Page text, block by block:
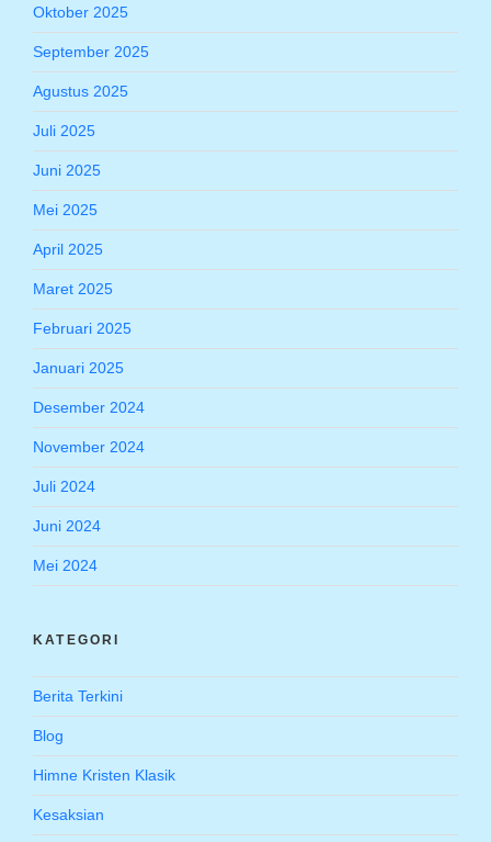
Oktober 2025
September 2025
Agustus 2025
Juli 2025
Juni 2025
Mei 2025
April 2025
Maret 2025
Februari 2025
Januari 2025
Desember 2024
November 2024
Juli 2024
Juni 2024
Mei 2024
KATEGORI
Berita Terkini
Blog
Himne Kristen Klasik
Kesaksian